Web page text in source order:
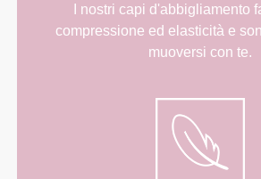
I nostri capi d'abbigliamento
compressione ed elasticità e
muoversi con te.